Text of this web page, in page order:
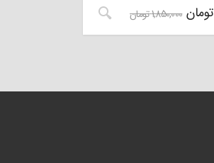
تومان 1,850,000تومان